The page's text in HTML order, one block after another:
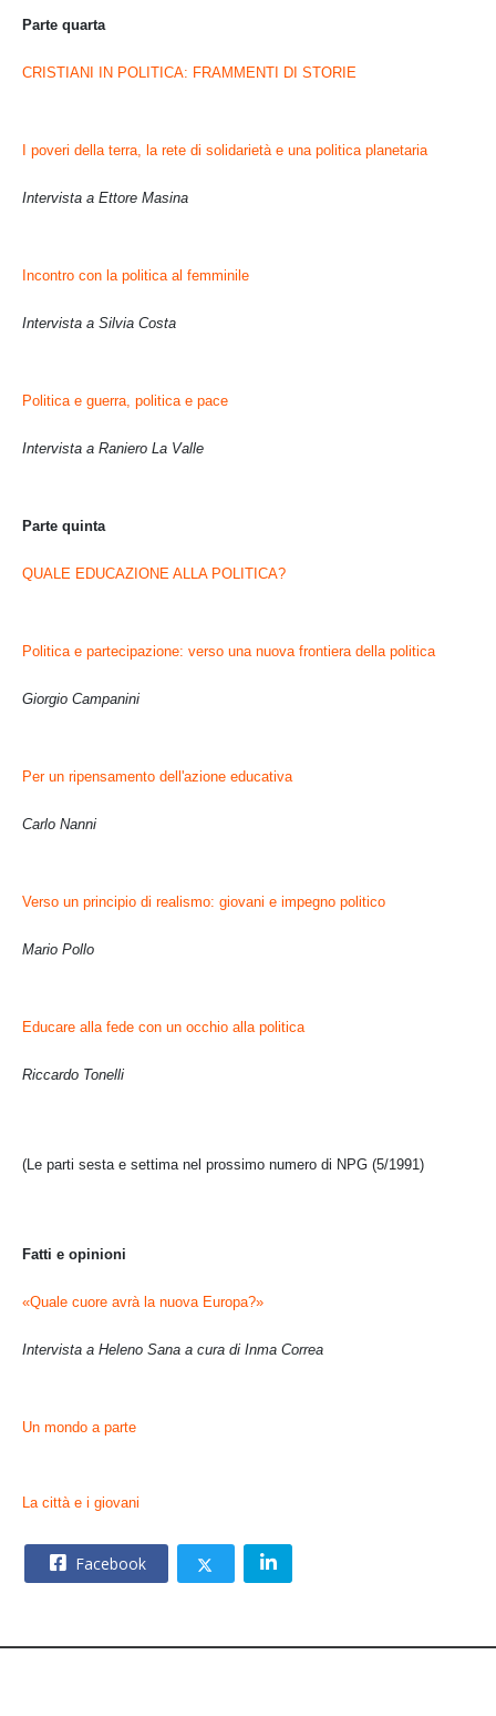
Parte quarta
CRISTIANI IN POLITICA: FRAMMENTI DI STORIE
I poveri della terra, la rete di solidarietà e una politica planetaria
Intervista a Ettore Masina
Incontro con la politica al femminile
Intervista a Silvia Costa
Politica e guerra, politica e pace
Intervista a Raniero La Valle
Parte quinta
QUALE EDUCAZIONE ALLA POLITICA?
Politica e partecipazione: verso una nuova frontiera della politica
Giorgio Campanini
Per un ripensamento dell'azione educativa
Carlo Nanni
Verso un principio di realismo: giovani e impegno politico
Mario Pollo
Educare alla fede con un occhio alla politica
Riccardo Tonelli
(Le parti sesta e settima nel prossimo numero di NPG (5/1991)
Fatti e opinioni
«Quale cuore avrà la nuova Europa?»
Intervista a Heleno Sana a cura di Inma Correa
Un mondo a parte
La città e i giovani
Facebook